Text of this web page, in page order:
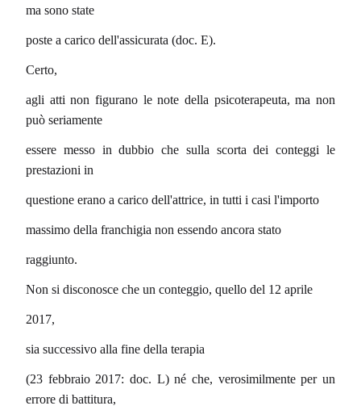
ma sono state
poste a carico dell'assicurata (doc. E).
Certo,
agli atti non figurano le note della psicoterapeuta, ma non
può seriamente
essere messo in dubbio che sulla scorta dei conteggi le
prestazioni in
questione erano a carico dell'attrice, in tutti i casi l'importo
massimo della franchigia non essendo ancora stato
raggiunto.
Non si disconosce che un conteggio, quello del 12 aprile
2017,
sia successivo alla fine della terapia
(23 febbraio 2017: doc. L) né che, verosimilmente per un
errore di battitura,